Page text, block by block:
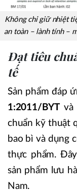
Không chỉ giữ nhiệt
an toàn – lành tính –
Đạt tiêu
tế
Sản phẩm đáp
1:2011/BYT và
chuẩn kỹ thuật
bao bì và dụng
thực phẩm.
sản phẩm lưu
Nam.